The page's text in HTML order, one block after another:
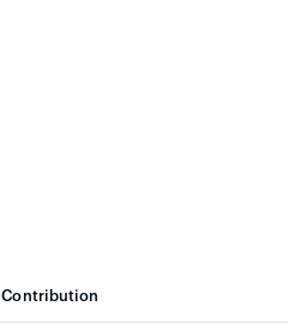
Contribution